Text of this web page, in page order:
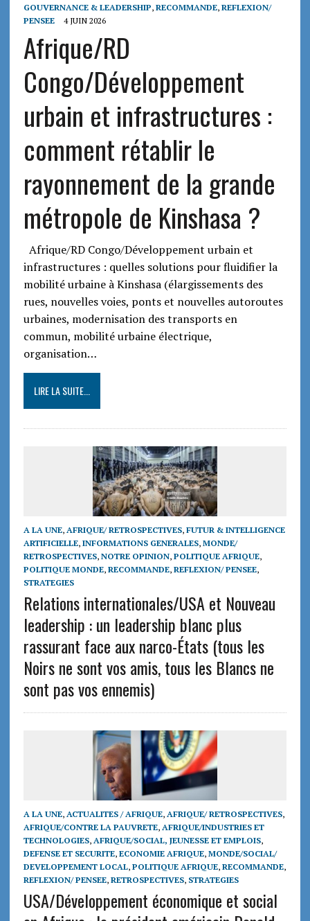
GOUVERNANCE & LEADERSHIP, RECOMMANDE, REFLEXION/
PENSEE
4 JUIN 2026
Afrique/RD
Congo/Développement
urbain et infrastructures :
comment rétablir le
rayonnement de la grande
métropole de Kinshasa ?
Afrique/RD Congo/Développement urbain et
infrastructures : quelles solutions pour fluidifier la
mobilité urbaine à Kinshasa (élargissements des
rues, nouvelles voies, ponts et nouvelles autoroutes
urbaines, modernisation des transports en
commun, mobilité urbaine électrique,
organisation…
LIRE LA SUITE...
A LA UNE, AFRIQUE/ RETROSPECTIVES, FUTUR & INTELLIGENCE
ARTIFICIELLE, INFORMATIONS GENERALES, MONDE/
RETROSPECTIVES, NOTRE OPINION, POLITIQUE AFRIQUE,
POLITIQUE MONDE, RECOMMANDE, REFLEXION/ PENSEE,
STRATEGIES
Relations internationales/USA et Nouveau
leadership : un leadership blanc plus
rassurant face aux narco-États (tous les
Noirs ne sont vos amis, tous les Blancs ne
sont pas vos ennemis)
A LA UNE, ACTUALITES / AFRIQUE, AFRIQUE/ RETROSPECTIVES,
AFRIQUE/CONTRE LA PAUVRETE, AFRIQUE/INDUSTRIES ET
TECHNOLOGIES, AFRIQUE/SOCIAL, JEUNESSE ET EMPLOIS,
DEFENSE ET SECURITE, ECONOMIE AFRIQUE, MONDE/SOCIAL/
DEVELOPPEMENT LOCAL, POLITIQUE AFRIQUE, RECOMMANDE,
REFLEXION/ PENSEE, RETROSPECTIVES, STRATEGIES
USA/Développement économique et social